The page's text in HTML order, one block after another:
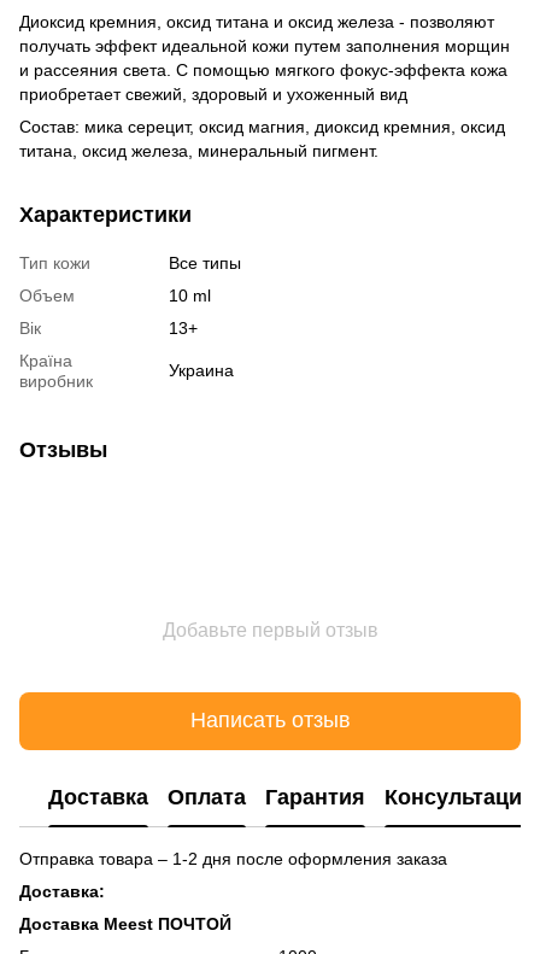
Диоксид кремния, оксид титана и оксид железа - позволяют
получать эффект идеальной кожи путем заполнения морщин
и рассеяния света. С помощью мягкого фокус-эффекта кожа
приобретает свежий, здоровый и ухоженный вид
Состав: мика серецит, оксид магния, диоксид кремния, оксид
титана, оксид железа, минеральный пигмент.
Характеристики
Тип кожи
Все типы
Объем
10 ml
Вік
13+
Країна
виробник
Украина
Отзывы
Добавьте первый отзыв
Написать отзыв
Доставка Оплата Гарантия Консультация
Отправка товара – 1-2 дня после оформления заказа
Доставка:
Доставка Meest ПОЧТОЙ